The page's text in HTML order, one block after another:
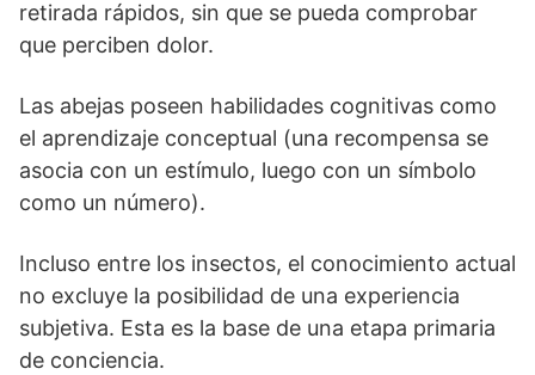
retirada rápidos, sin que se pueda comprobar
que perciben dolor.
Las abejas poseen habilidades cognitivas como
el aprendizaje conceptual (una recompensa se
asocia con un estímulo, luego con un símbolo
como un número).
Incluso entre los insectos, el conocimiento actual
no excluye la posibilidad de una experiencia
subjetiva. Esta es la base de una etapa primaria
de conciencia.